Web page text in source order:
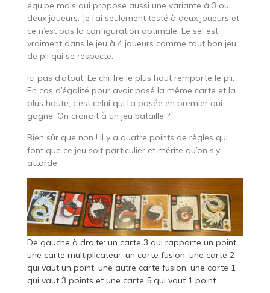
équipe mais qui propose aussi une variante à 3 ou
deux joueurs. Je l’ai seulement testé à deux joueurs et
ce n’est pas la configuration optimale. Le sel est
vraiment dans le jeu à 4 joueurs comme tout bon jeu
de pli qui se respecte.
Ici pas d’atout. Le chiffre le plus haut remporte le pli.
En cas d’égalité pour avoir posé la même carte et la
plus haute, c’est celui qui l’a posée en premier qui
gagne. On croirait à un jeu bataille ?
Bien sûr que non ! Il y a quatre points de règles qui
font que ce jeu soit particulier et mérite qu’on s’y
attarde.
De gauche à droite: un carte 3 qui rapporte un point,
une carte multiplicateur, un carte fusion, une carte 2
qui vaut un point, une autre carte fusion, une carte 1
qui vaut 3 points et une carte 5 qui vaut 1 point.